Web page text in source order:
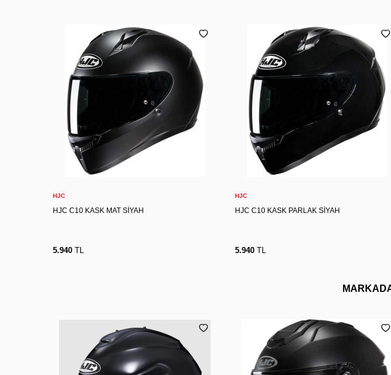
XS S 2XL
HJC
HJC C10 KASK MAT SİYAH
5.940 TL
S
HJC
HJC C10 KASK PARLAK SİYAH
5.940 TL